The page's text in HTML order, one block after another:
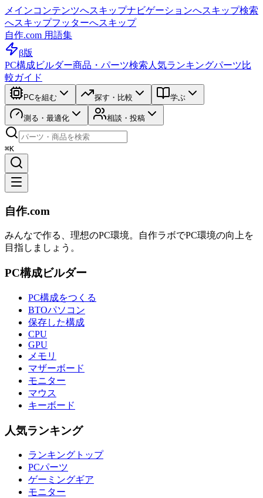
メインコンテンツへスキップナビゲーションへスキップ検索
へスキップフッターへスキップ
自作.com 用語集
β版
PC構成ビルダー商品・パーツ検索 人気ランキングパーツ比
較ガイド
PCを組む 探す・比較 学ぶ
測る・最適化 相談・投稿
⌘K
自作.com
みんなで作る、理想のPC環境。 自作ラボでPC環境の向上を
目指しましょう。
PC構成ビルダー
PC構成をつくる
BTOパソコン
保存した構成
CPU
GPU
メモリ
マザーボード
モニター
マウス
キーボード
人気ランキング
ランキングトップ
PCパーツ
ゲーミングギア
モニター